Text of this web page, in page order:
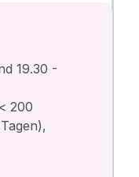
19.30 -
200